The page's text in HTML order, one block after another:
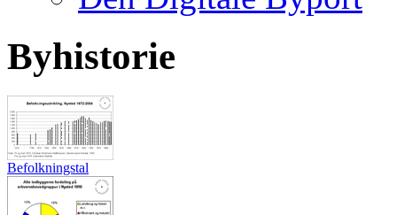
Byhistorie
Befolkningstal